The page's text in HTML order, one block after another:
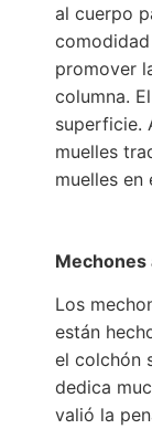
al cuerpo
promover
columna.
superficie.
muelles
muelles en
Mechones
Los
están
el colchón
dedica
valió la